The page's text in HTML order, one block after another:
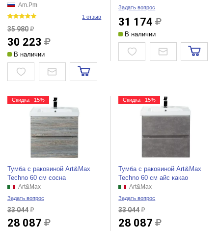
Am.Pm
1 отзыв
35 980
30 223
В наличии
Задать вопрос
31 174
В наличии
Скидка −15%
Тумба с раковиной Art&Max
Techno 60 см сосна
Art&Max
Задать вопрос
33 044
28 087
Скидка −15%
Тумба с раковиной Art&Max
Techno 60 см айс какао
Art&Max
Задать вопрос
33 044
28 087